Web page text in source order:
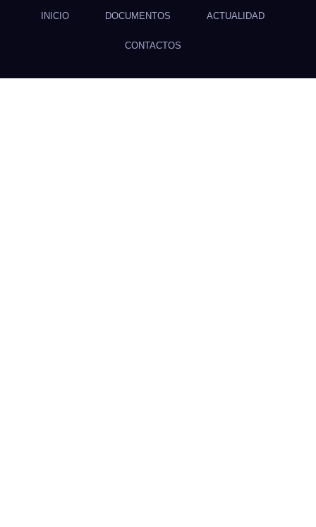
INICIO DOCUMENTOS ACTUALIDAD
CONTACTOS